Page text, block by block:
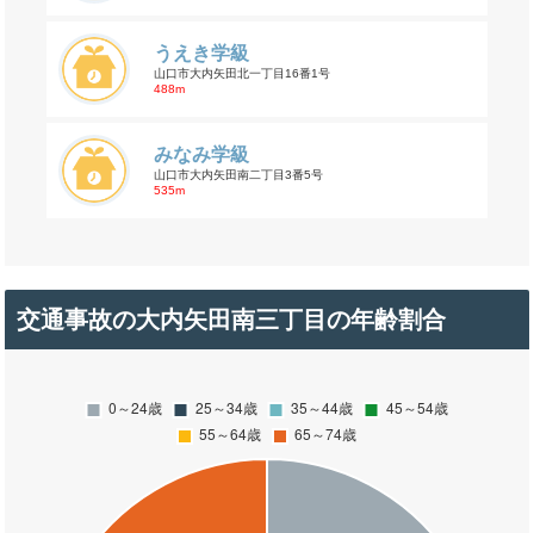
うえき学級
山口市大内矢田北一丁目16番1号
488m
みなみ学級
山口市大内矢田南二丁目3番5号
535m
交通事故の大内矢田南三丁目の年齢割合